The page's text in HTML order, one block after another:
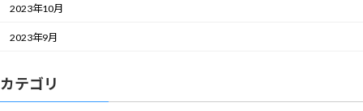
2023年10月
2023年9月
カテゴリ